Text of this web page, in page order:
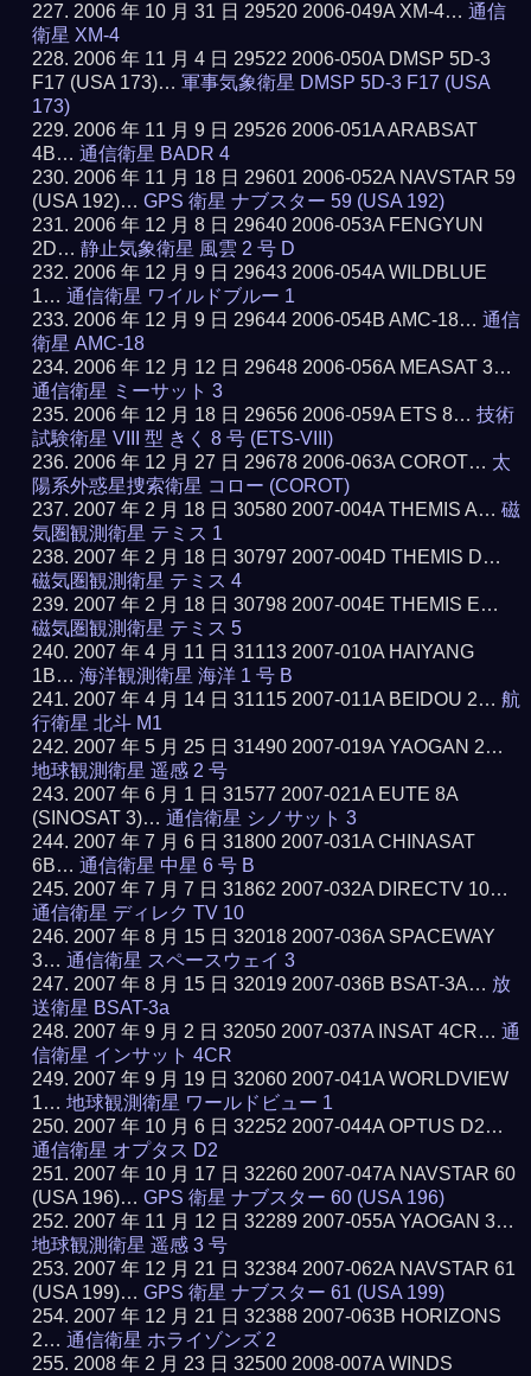
2006 年 10 月 31 日 29520 2006-049A XM-4…通信
衛星 XM-4
2006 年 11 月 4 日 29522 2006-050A DMSP 5D-3
F17 (USA 173)…軍事気象衛星 DMSP 5D-3 F17 (USA
173)
2006 年 11 月 9 日 29526 2006-051A ARABSAT
4B…通信衛星 BADR 4
2006 年 11 月 18 日 29601 2006-052A NAVSTAR 59
(USA 192)…GPS 衛星 ナブスター 59 (USA 192)
2006 年 12 月 8 日 29640 2006-053A FENGYUN
2D…静止気象衛星 風雲 2 号 D
2006 年 12 月 9 日 29643 2006-054A WILDBLUE
1…通信衛星 ワイルドブルー 1
2006 年 12 月 9 日 29644 2006-054B AMC-18…通信
衛星 AMC-18
2006 年 12 月 12 日 29648 2006-056A MEASAT 3…
通信衛星 ミーサット 3
2006 年 12 月 18 日 29656 2006-059A ETS 8…技術
試験衛星 VIII 型 きく 8 号 (ETS-VIII)
2006 年 12 月 27 日 29678 2006-063A COROT… 太
陽系外惑星捜索衛星 コロー (COROT)
2007 年 2 月 18 日 30580 2007-004A THEMIS A…磁
気圏観測衛星 テミス 1
2007 年 2 月 18 日 30797 2007-004D THEMIS D…
磁気圏観測衛星 テミス 4
2007 年 2 月 18 日 30798 2007-004E THEMIS E…
磁気圏観測衛星 テミス 5
2007 年 4 月 11 日 31113 2007-010A HAIYANG
1B…海洋観測衛星 海洋 1 号 B
2007 年 4 月 14 日 31115 2007-011A BEIDOU 2…航
行衛星 北斗 M1
2007 年 5 月 25 日 31490 2007-019A YAOGAN 2…
地球観測衛星 遥感 2 号
2007 年 6 月 1 日 31577 2007-021A EUTE 8A
(SINOSAT 3)…通信衛星 シノサット 3
2007 年 7 月 6 日 31800 2007-031A CHINASAT
6B…通信衛星 中星 6 号 B
2007 年 7 月 7 日 31862 2007-032A DIRECTV 10…
通信衛星 ディレク TV 10
2007 年 8 月 15 日 32018 2007-036A SPACEWAY
3…通信衛星 スペースウェイ 3
2007 年 8 月 15 日 32019 2007-036B BSAT-3A… 放
送衛星 BSAT-3a
2007 年 9 月 2 日 32050 2007-037A INSAT 4CR…通
信衛星 インサット 4CR
2007 年 9 月 19 日 32060 2007-041A WORLDVIEW
1…地球観測衛星 ワールドビュー 1
2007 年 10 月 6 日 32252 2007-044A OPTUS D2…
通信衛星 オプタス D2
2007 年 10 月 17 日 32260 2007-047A NAVSTAR 60
(USA 196)…GPS 衛星 ナブスター 60 (USA 196)
2007 年 11 月 12 日 32289 2007-055A YAOGAN 3…
地球観測衛星 遥感 3 号
2007 年 12 月 21 日 32384 2007-062A NAVSTAR 61
(USA 199)…GPS 衛星 ナブスター 61 (USA 199)
2007 年 12 月 21 日 32388 2007-063B HORIZONS
2…通信衛星 ホライゾンズ 2
2008 年 2 月 23 日 32500 2008-007A WINDS